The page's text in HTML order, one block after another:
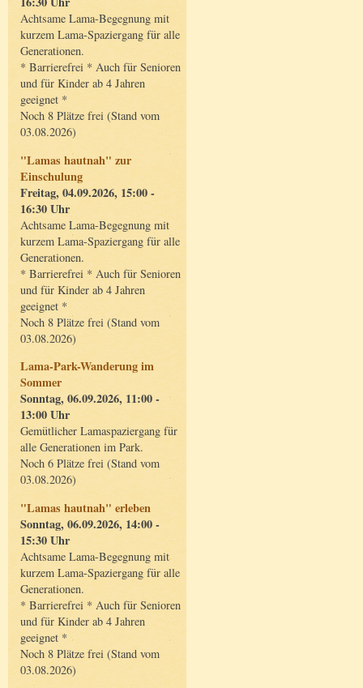
Achtsame Lama-Begegnung mit
kurzem Lama-Spaziergang für alle
Generationen.
* Barrierefrei * Auch für Senioren
und für Kinder ab 4 Jahren
geeignet *
Noch 8 Plätze frei (Stand vom
03.08.2026)
"Lamas hautnah" zur
Einschulung
Freitag, 04.09.2026, 15:00 -
16:30 Uhr
Achtsame Lama-Begegnung mit
kurzem Lama-Spaziergang für alle
Generationen.
* Barrierefrei * Auch für Senioren
und für Kinder ab 4 Jahren
geeignet *
Noch 8 Plätze frei (Stand vom
03.08.2026)
Lama-Park-Wanderung im
Sommer
Sonntag, 06.09.2026, 11:00 -
13:00 Uhr
Gemütlicher Lamaspaziergang für
alle Generationen im Park.
Noch 6 Plätze frei (Stand vom
03.08.2026)
"Lamas hautnah" erleben
Sonntag, 06.09.2026, 14:00 -
15:30 Uhr
Achtsame Lama-Begegnung mit
kurzem Lama-Spaziergang für alle
Generationen.
* Barrierefrei * Auch für Senioren
und für Kinder ab 4 Jahren
geeignet *
Noch 8 Plätze frei (Stand vom
03.08.2026)